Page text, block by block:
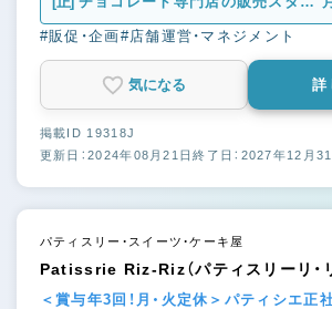
フ
#販促・企画#店舗運営・マネジメント
気になる 詳
掲載ID 19318J
更新日：2024年08月21日終了日：2027年12月31
パティスリー・スイーツ・ケーキ屋
Patissrie Riz-Riz（パティスリーリ・リ
＜賞与年3回！月・火定休＞パティシエ正